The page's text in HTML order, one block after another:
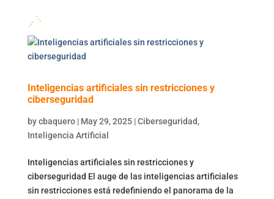
Inteligencias artificiales sin restricciones y
ciberseguridad
bycbaquero| May 29, 2025|Ciberseguridad,
Inteligencia Artificial
Inteligencias artificiales sin restricciones y
ciberseguridad El auge de las inteligencias artificiales
sin restricciones está redefiniendo el panorama de la